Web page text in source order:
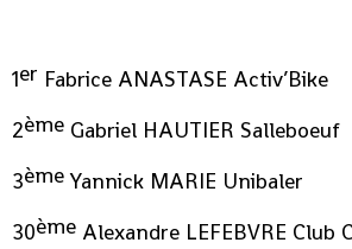
1er Fabrice ANASTASE Activ’Bike
2ème Gabriel HAUTIER Salleboeuf
3èmeYannick MARIE Unibaler
30ème Alexandre LEFEBVRE Club